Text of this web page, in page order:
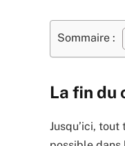
Sommaire :
La fin du
Jusqu’ici,